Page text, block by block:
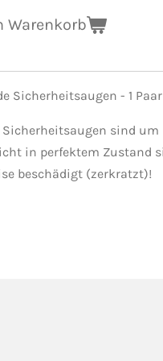
Warenkorb
Sicherheitsaugen - 1 Paar
sind um
in perfektem Zustand
beschädigt (zerkratzt)!